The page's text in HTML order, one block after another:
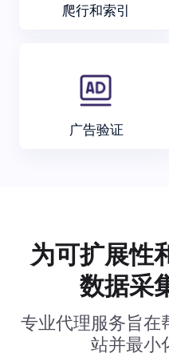
爬行和索引
广告验证
为可扩展性
数据采
专业代理服务旨在
站并最小